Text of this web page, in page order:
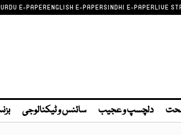
URDU E-PAPERENGLISH E-PAPERSINDHI E-PAPERLIVE
دلچسپ و عجیب سائنس و ٹیکنالوجی